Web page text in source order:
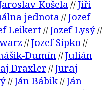
Košela //Jiři
jednota //Jozef
Leikert//Jozef Lysý//
//Jozef Sipko //
Dumín//Julián
Draxler//Juraj
//Ján Bábik//Ján